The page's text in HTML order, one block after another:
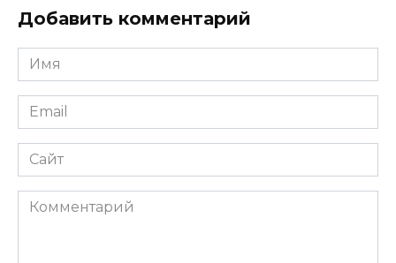
Добавить комментарий
Имя
Email
Сайт
Комментарий